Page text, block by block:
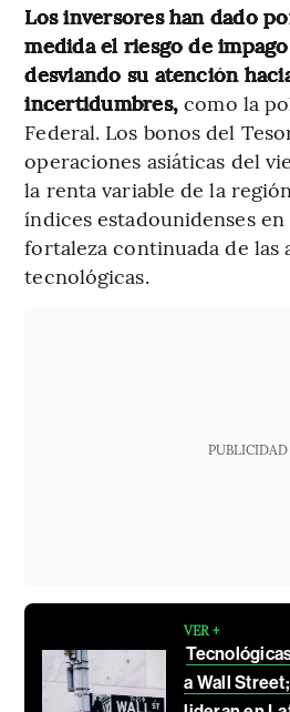
Los inversores han dado
medida el riesgo de
desviando su atención
incertidumbres,como la
Federal. Los bonos del
operaciones asiáticas del
la renta variable de la
índices estadounidenses
fortaleza continuada de las
tecnológicas.
PUBLICIDAD
VER +
a Wall